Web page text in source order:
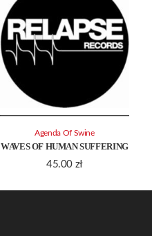
WAVES OF HUMAN SUFFERING
45.00 zł
Agenda Of Swine